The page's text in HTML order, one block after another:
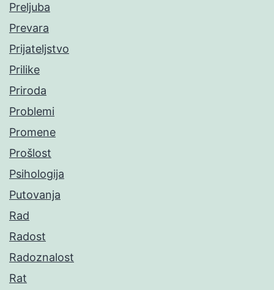
Preljuba
Prevara
Prijateljstvo
Prilike
Priroda
Problemi
Promene
Prošlost
Psihologija
Putovanja
Rad
Radost
Radoznalost
Rat